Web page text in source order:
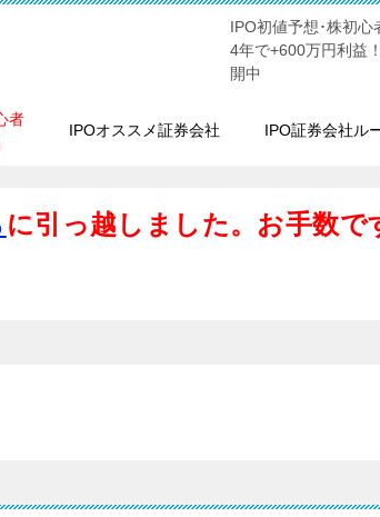
IPO初値予想･株初
4年で+600万円利益
開中
者
IPOオススメ証券会社 IPO証券会社ル
に引っ越しました。お手数で